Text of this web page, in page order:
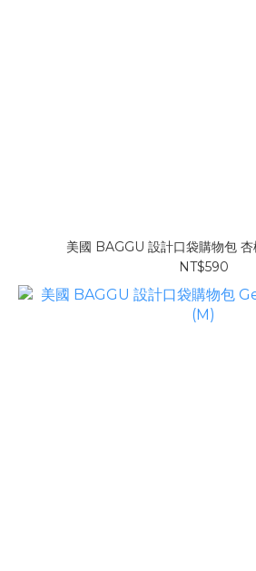
美國 BAGGU 設計口袋購物包
NT$590